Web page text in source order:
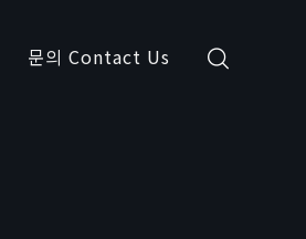
문의 Contact Us